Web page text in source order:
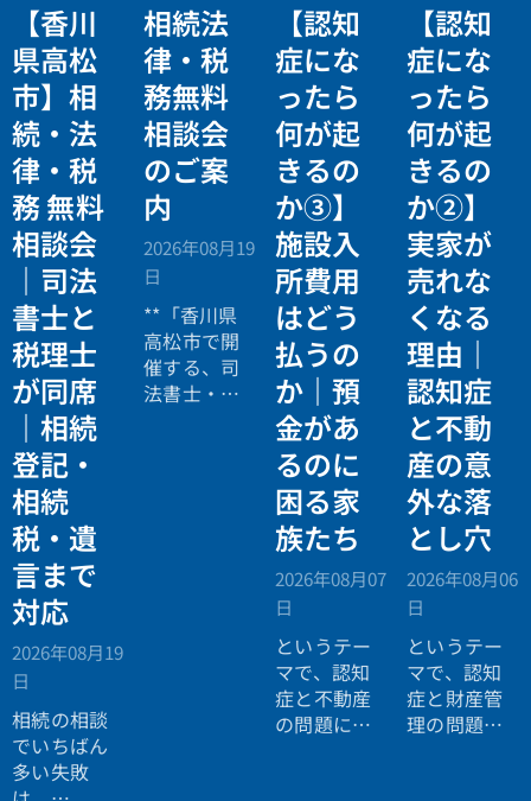
【香川
県高松
市】相
続・法
律・税
務 無料
相談会
｜司法
書士と
税理士
が同席
｜相続
登記・
相続
税・遺
言まで
対応
2026年08月19
日
相続の相談
でいちばん
多い失敗
相続法
律・税
務無料
相談会
のご案
内
2026年08月19
日
**「香川県
高松市で開
催する、司
法書士・税
【認知
症にな
ったら
何が起
きるの
か③】
施設入
所費用
はどう
払うの
か｜預
金があ
るのに
困る家
族たち
2026年08月07
日
というテー
マで、認知
症と不動産
の問題につ
【認知
症にな
ったら
何が起
きるの
か②】
実家が
売れな
くなる
理由｜
認知症
と不動
産の意
外な落
とし穴
2026年08月06
日
というテー
マで、認知
症と財産管
理の問題に